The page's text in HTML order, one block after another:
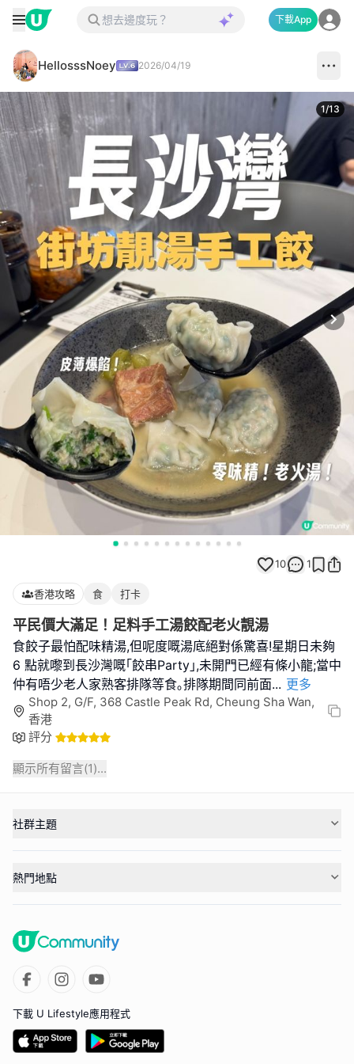
下載App
HellosssNoey 2026/04/19
1/13
10 1
香港攻略 食 打卡
平民價大滿足！足料手工湯餃配老火靚湯
食餃子最怕配味精湯,但呢度嘅湯底絕對係驚喜!星期日未夠
6 點就嚟到長沙灣嘅｢餃串Party｣,未開門已經有條小龍;當中
仲有唔少老人家熟客排隊等食｡排隊期間同前面... 更多
Shop 2, G/F, 368 Castle Peak Rd, Cheung Sha Wan,
香港
評分
顯示所有留言(1)...
社群主題
熱門地點
下載 U Lifestyle應用程式